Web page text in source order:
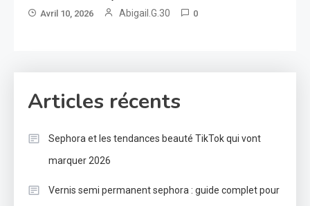
Avril 10, 2026 Abigail.G.30 0
Articles récents
Sephora et les tendances beauté TikTok qui vont
marquer 2026
Vernis semi permanent sephora : guide complet pour